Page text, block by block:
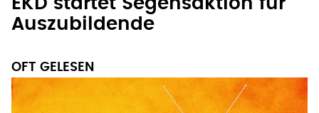
Auszubildende